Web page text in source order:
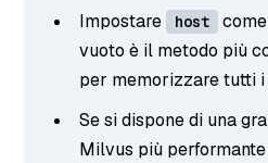
Impostare host
vuoto è il metodo più
per memorizzare tutti i
Se si dispone di una
Milvus più